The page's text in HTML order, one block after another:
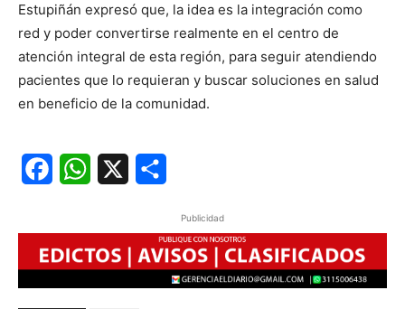
Estupiñán expresó que, la idea es la integración como
red y poder convertirse realmente en el centro de
atención integral de esta región, para seguir atendiendo
pacientes que lo requieran y buscar soluciones en salud
en beneficio de la comunidad.
FacebookWhatsApp
Publicidad